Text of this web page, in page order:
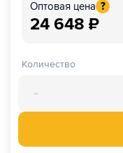
Оптовая цена ?
24 648 ₽
Количество
-